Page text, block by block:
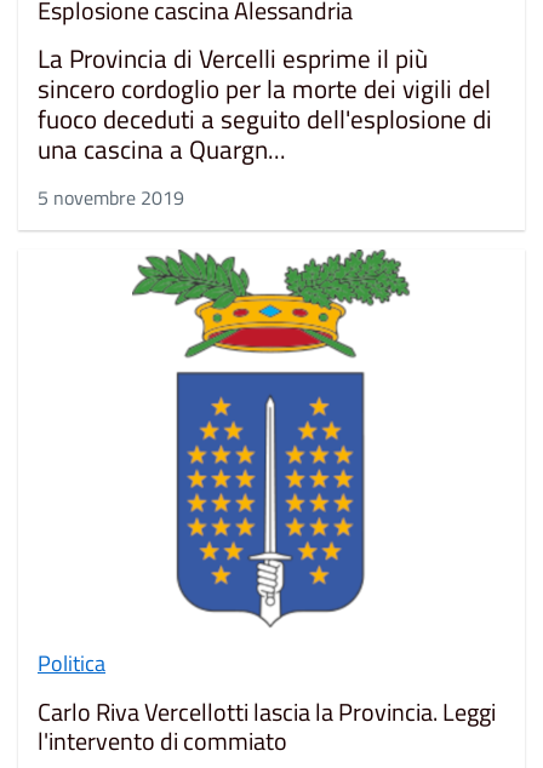
Esplosione cascina Alessandria
La Provincia di Vercelli esprime il più
sincero cordoglio per la morte dei vigili del
fuoco deceduti a seguito dell'esplosione di
una cascina a Quargn...
5 novembre 2019
Politica
Carlo Riva Vercellotti lascia la Provincia. Leggi
l'intervento di commiato